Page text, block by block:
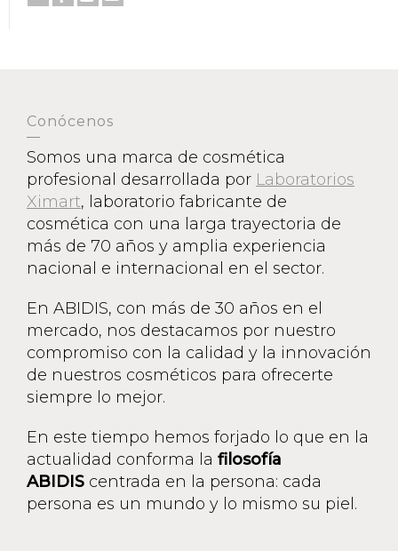
Conócenos
Somos una marca de cosmética
profesional desarrollada por Laboratorios
Ximart, laboratorio fabricante de
cosmética con una larga trayectoria de
más de 70 años y amplia experiencia
nacional e internacional en el sector.
En ABIDIS, con más de 30 años en el
mercado, nos destacamos por nuestro
compromiso con la calidad y la innovación
de nuestros cosméticos para ofrecerte
siempre lo mejor.
En este tiempo hemos forjado lo que en la
actualidad conforma la filosofía
ABIDIS centrada en la persona: cada
persona es un mundo y lo mismo su piel.